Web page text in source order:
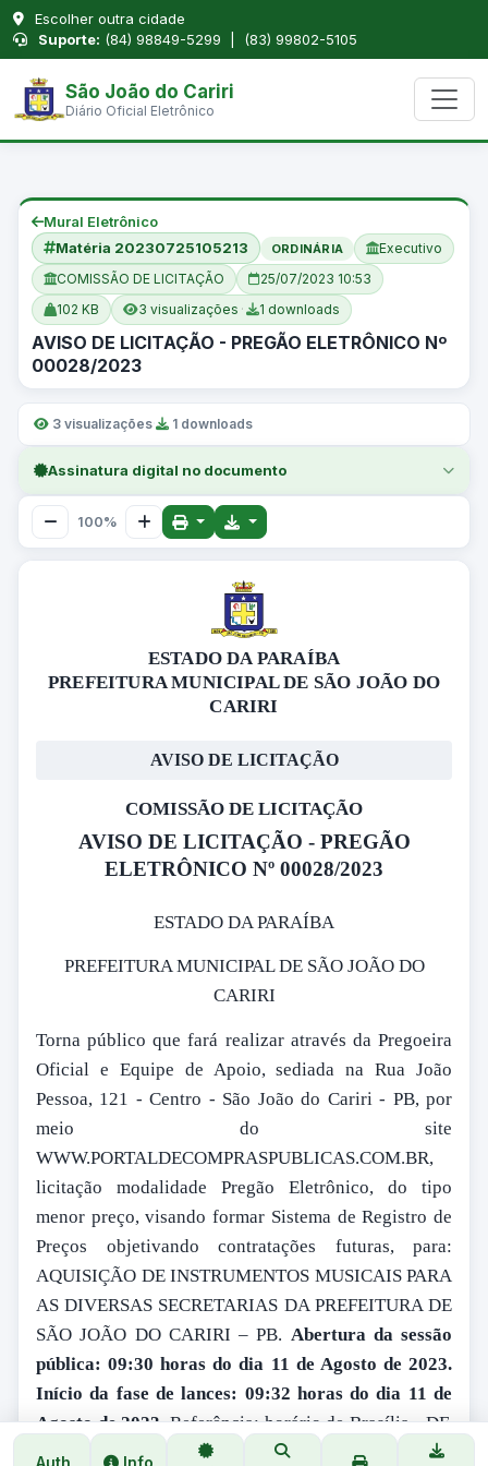
Escolher outra cidade
Suporte: (84) 98849-5299 | (83) 99802-5105
São João do Cariri
Diário Oficial Eletrônico
Mural Eletrônico
Matéria 20230725105213
ORDINÁRIA
Executivo
COMISSÃO DE LICITAÇÃO
25/07/2023 10:53
102 KB
3 visualizações · 1 downloads
AVISO DE LICITAÇÃO - PREGÃO ELETRÔNICO Nº
00028/2023
3 visualizações 1 downloads
Assinatura digital no documento
100%
ESTADO DA PARAÍBA
PREFEITURA MUNICIPAL DE SÃO JOÃO DO
CARIRI
AVISO DE LICITAÇÃO
COMISSÃO DE LICITAÇÃO
AVISO DE LICITAÇÃO - PREGÃO
ELETRÔNICO Nº 00028/2023
ESTADO DA PARAÍBA
PREFEITURA MUNICIPAL DE SÃO JOÃO DO
CARIRI
Torna público que fará realizar através da Pregoeira
Oficial e Equipe de Apoio, sediada na Rua João
Pessoa, 121 - Centro - São João do Cariri - PB, por
meio do site
WWW.PORTALDECOMPRASPUBLICAS.COM.BR,
licitação modalidade Pregão Eletrônico, do tipo
menor preço, visando formar Sistema de Registro de
Preços objetivando contratações futuras, para:
AQUISIÇÃO DE INSTRUMENTOS MUSICAIS PARA
AS DIVERSAS SECRETARIAS DA PREFEITURA DE
SÃO JOÃO DO CARIRI – PB. Abertura da sessão
pública: 09:30 horas do dia 11 de Agosto de 2023.
Início da fase de lances: 09:32 horas do dia 11 de
Agosto de 2023. Referência: horário de Brasília - DF.
Recursos: previstos no orçamento vigente.
Auth Info